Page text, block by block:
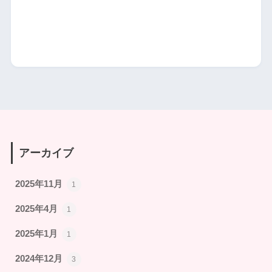
アーカイブ
2025年11月 1
2025年4月 1
2025年1月 1
2024年12月 3